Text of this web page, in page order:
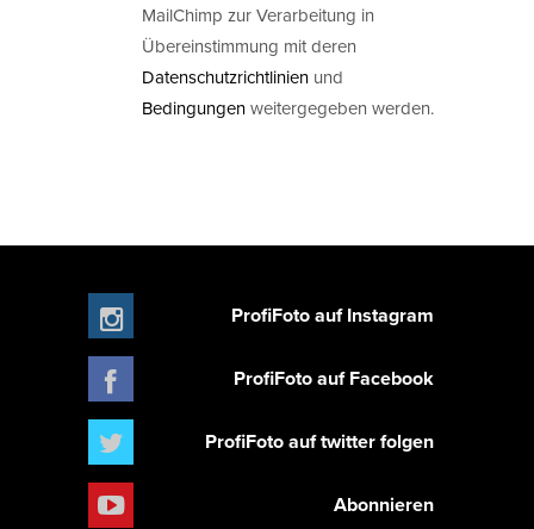
MailChimp zur Verarbeitung in
Übereinstimmung mit deren
Datenschutzrichtlinien und
Bedingungenweitergegeben werden.
ProfiFoto auf Instagram
ProfiFoto auf Facebook
ProfiFoto auf twitter folgen
Abonnieren